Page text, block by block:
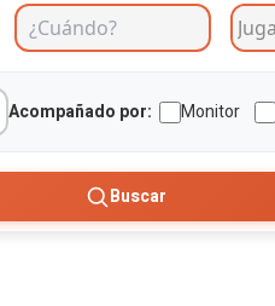
Acompañado por: Monitor
Buscar